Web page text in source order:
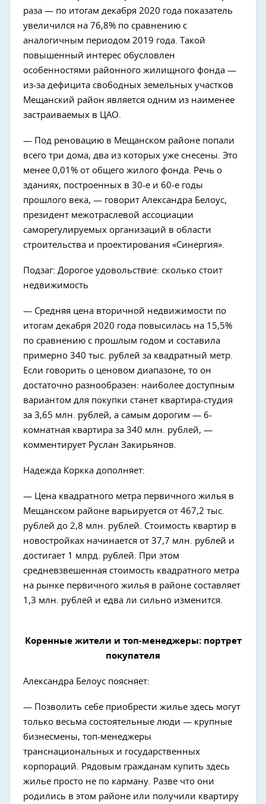
раза — по итогам декабря 2020 года показатель
увеличился на 76,8% по сравнению с
аналогичным периодом 2019 года. Такой
повышенный интерес обусловлен
особенностями районного жилищного фонда —
из-за дефицита свободных земельных участков
Мещанский район является одним из наименее
застраиваемых в ЦАО.
— Под реновацию в Мещанском районе попали
всего три дома, два из которых уже снесены. Это
менее 0,01% от общего жилого фонда. Речь о
зданиях, построенных в 30-е и 60-е годы
прошлого века, — говорит Александра Белоус,
президент межотраслевой ассоциации
саморегулируемых организаций в области
строительства и проектирования «Синергия».
Подзаг: Дорогое удовольствие: сколько стоит
недвижимость
— Средняя цена вторичной недвижимости по
итогам декабря 2020 года повысилась на 15,5%
по сравнению с прошлым годом и составила
примерно 340 тыс. рублей за квадратный метр.
Если говорить о ценовом диапазоне, то он
достаточно разнообразен: наиболее доступным
вариантом для покупки станет квартира-студия
за 3,65 млн. рублей, а самым дорогим — 6-
комнатная квартира за 340 млн. рублей, —
комментирует Руслан Закирьянов.
Надежда Коркка дополняет:
— Цена квадратного метра первичного жилья в
Мещанском районе варьируется от 467,2 тыс.
рублей до 2,8 млн. рублей. Стоимость квартир в
новостройках начинается от 37,7 млн. рублей и
достигает 1 млрд. рублей. При этом
средневзвешенная стоимость квадратного метра
на рынке первичного жилья в районе составляет
1,3 млн. рублей и едва ли сильно изменится.
Коренные жители и топ-менеджеры: портрет
покупателя
Александра Белоус поясняет:
— Позволить себе приобрести жилье здесь могут
только весьма состоятельные люди — крупные
бизнесмены, топ-менеджеры
транснациональных и государственных
корпораций. Рядовым гражданам купить здесь
жилье просто не по карману. Разве что они
родились в этом районе или получили квартиру